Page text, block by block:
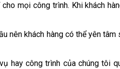
cho mọi công trình. Khi khách
nên khách hàng có thể yên
hay công trình của chúng tôi